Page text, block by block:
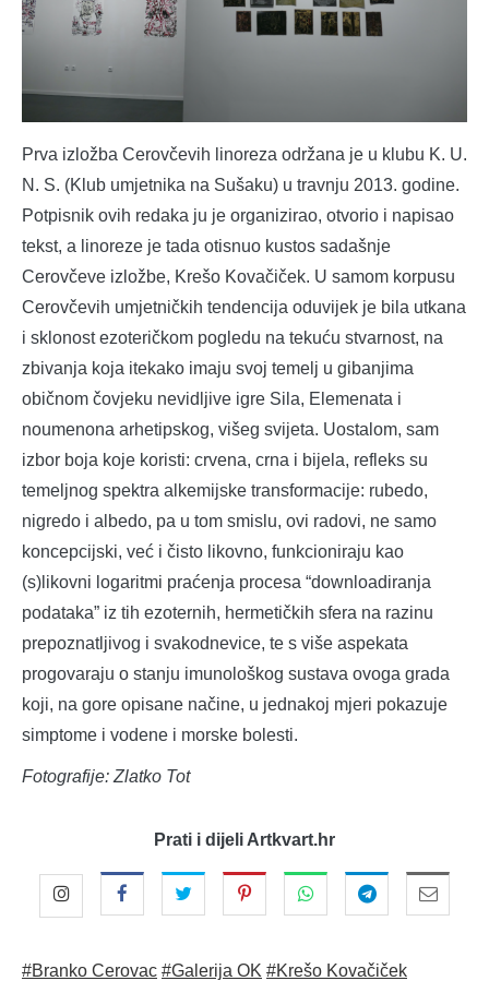
Prva izložba Cerovčevih linoreza održana je u klubu K. U.
N. S. (Klub umjetnika na Sušaku) u travnju 2013. godine.
Potpisnik ovih redaka ju je organizirao, otvorio i napisao
tekst, a linoreze je tada otisnuo kustos sadašnje
Cerovčeve izložbe, Krešo Kovačiček. U samom korpusu
Cerovčevih umjetničkih tendencija oduvijek je bila utkana
i sklonost ezoteričkom pogledu na tekuću stvarnost, na
zbivanja koja itekako imaju svoj temelj u gibanjima
običnom čovjeku nevidljive igre Sila, Elemenata i
noumenona arhetipskog, višeg svijeta. Uostalom, sam
izbor boja koje koristi: crvena, crna i bijela, refleks su
temeljnog spektra alkemijske transformacije: rubedo,
nigredo i albedo, pa u tom smislu, ovi radovi, ne samo
koncepcijski, već i čisto likovno, funkcioniraju kao
(s)likovni logaritmi praćenja procesa “downloadiranja
podataka” iz tih ezoternih, hermetičkih sfera na razinu
prepoznatljivog i svakodnevice, te s više aspekata
progovaraju o stanju imunološkog sustava ovoga grada
koji, na gore opisane načine, u jednakoj mjeri pokazuje
simptome i vodene i morske bolesti.
Fotografije: Zlatko Tot
Prati i dijeli Artkvart.hr
#Branko Cerovac #Galerija OK #Krešo Kovačiček